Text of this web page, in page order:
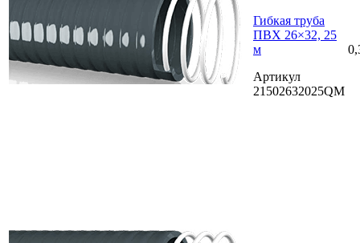
Гибкая труба
ПВХ 26×32, 25
м
Артикул
21502632025QM